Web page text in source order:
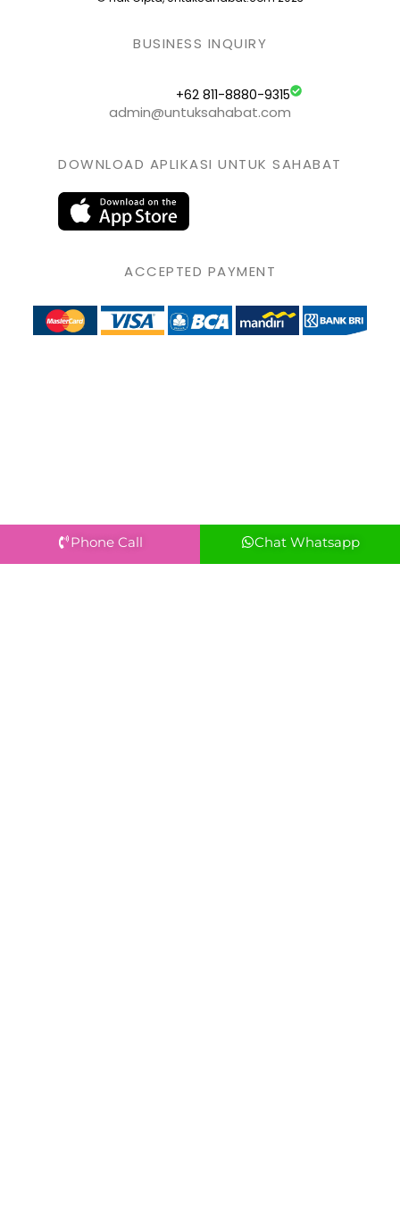
BUSINESS INQUIRY
+62 811-8880-9315
admin@untuksahabat.com
DOWNLOAD APLIKASI UNTUK SAHABAT
ACCEPTED PAYMENT
Phone Call Chat Whatsapp